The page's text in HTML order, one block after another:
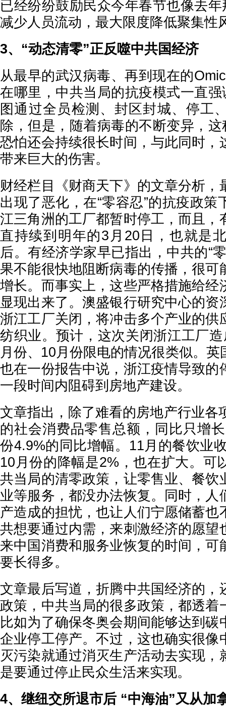
已经纷纷鼓励民众今年春节也像去年
减少人员流动，最大限度降低聚集性
3、“动态清零”正反噬中共国经济
从最早的武汉病毒、再到现在的
在哪里，中共当局的抗疫模式一直强
图通过全员检测、封区封城、停工
除，但是，随着病毒的不断变异，这
恐怕还会持续很长时间，与此同时，
带来巨大的伤害。
财经栏目《财商天下》的文章分析，
出现了恶化，在“零容忍”的抗疫政策
江三角洲的工厂都暂时停工，而且，
直持续到明年的3月20日，也就是
后。有经济学家早已指出，中共的“
果不能很快地阻断病毒的传播，很可
增长。而事实上，这些严格措施给经
显现出来了。澳盛银行研究中心的资
浙江工厂关闭，将冲击多个产业的供
纺织业。预计，这次关闭浙江工厂
月份、10月份限电的情况很类似。
也在一份报告中说，浙江疫情导致的
一段时间内阻碍到房地产建设。
文章指出，除了难看的房地产行业各
的社会消费品零售总额，同比只增
份4.9%的同比增幅。11月的餐饮业
10月份的降幅是2%，也在扩大。可
共当局的清零政策，让零售业、餐饮
业等服务，都没办法恢复。同时，人
产造成的担忧，也让人们宁愿储蓄也
共想要通过内需，来刺激经济的愿望
来中国消费和服务业恢复的时间，可
要长得多。
文章最后写道，折腾中共国经济的，
政策，中共当局的很多政策，都透着
比如为了确保冬奥会期间能够达到碳
企业停工停产。不过，这也确实很像
灭污染就通过消灭生产活动去实现，
是要通过停止民众生活来实现。
4、继纽交所退市后 “中海油”又从加